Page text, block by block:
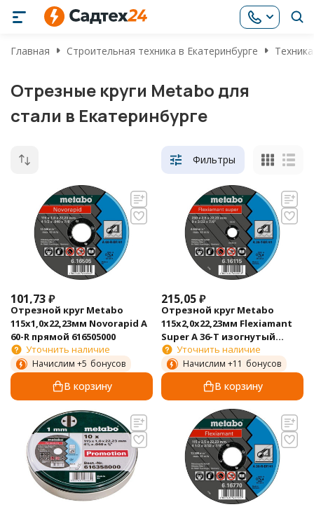
Главная Строительная техника в Екатеринбурге
Отрезные круги Metabo для
стали в Екатеринбурге
Фильтры
101,73₽
Отрезной круг Metabo
115х1,0х22,23мм Novorapid А
60-R прямой 616505000
Уточнить наличие
Начислим +5 бонусов
В корзину
215,05₽
Отрезной круг Metabo
115х2,0х22,23мм Flexiamant
Super А 36-Т изогнутый
616100000
Уточнить наличие
Начислим +11 бонусов
В корзину